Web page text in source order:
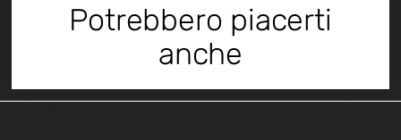
Potrebbero piacerti
anche